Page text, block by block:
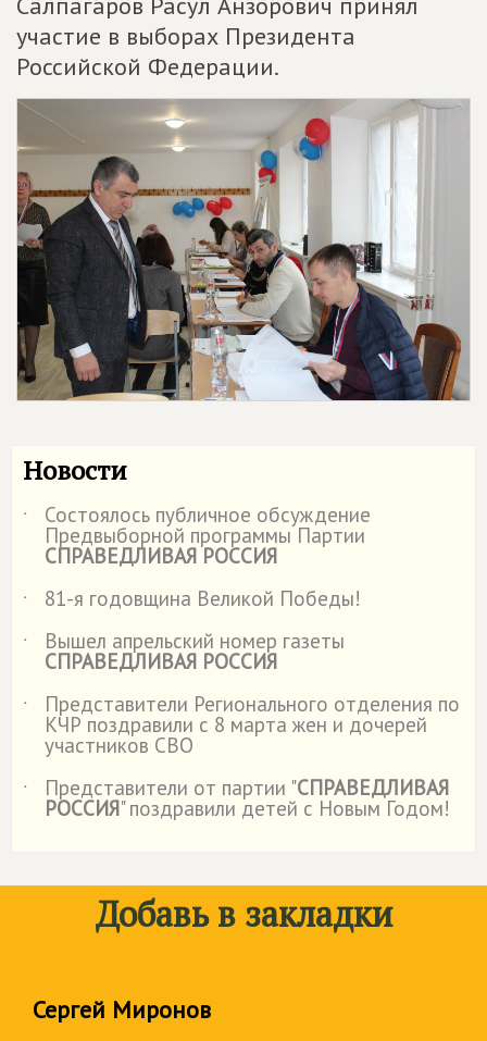
участие в выборах Президента
Российской Федерации.
Новости
˙ Состоялось публичное обсуждение
Предвыборной программы Партии
СПРАВЕДЛИВАЯ РОССИЯ
˙
81-я годовщина Великой Победы!
˙
Вышел апрельский номер газеты
СПРАВЕДЛИВАЯ РОССИЯ
˙
Представители Регионального отделения по
КЧР поздравили с 8 марта жен и дочерей
участников СВО
˙
Представители от партии "СПРАВЕДЛИВАЯ
РОССИЯ" поздравили детей с Новым Годом!
Добавь в закладки
Сергей Миронов